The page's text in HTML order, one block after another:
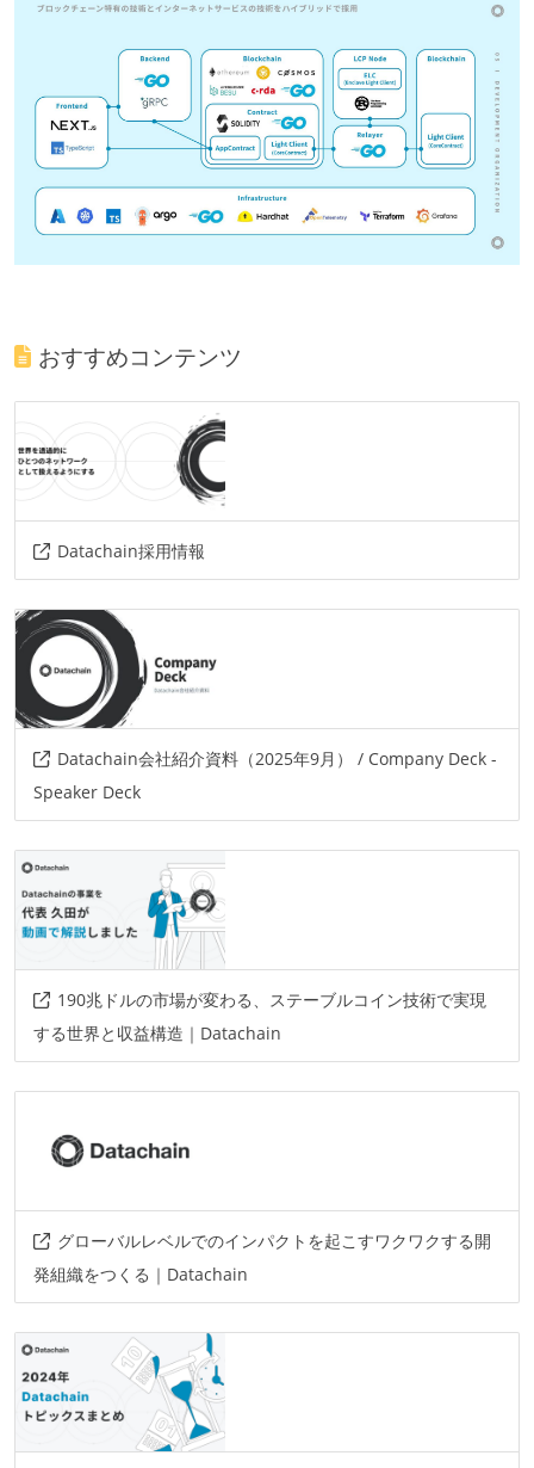
おすすめコンテンツ
Datachain採用情報
Datachain会社紹介資料（2025年9月） / Company Deck -
Speaker Deck
190兆ドルの市場が変わる、ステーブルコイン技術で実現
する世界と収益構造｜Datachain
グローバルレベルでのインパクトを起こすワクワクする開
発組織をつくる｜Datachain